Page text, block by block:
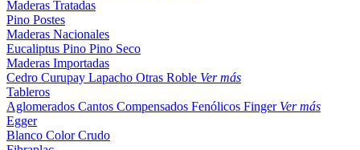
Maderas Tratadas
Pino Postes
Maderas Nacionales
Eucaliptus Pino Pino Seco
Maderas Importadas
Cedro Curupay Lapacho Otras Roble Ver más
Tableros
Aglomerados Cantos Compensados Fenólicos Finger Ver más
Egger
Blanco ColorCrudo